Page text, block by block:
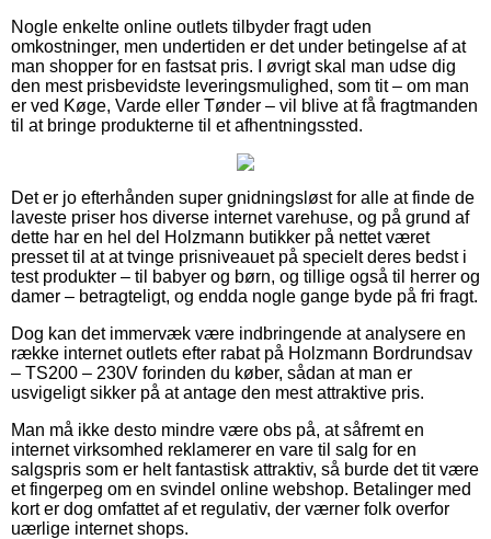
Nogle enkelte online outlets tilbyder fragt uden
omkostninger, men undertiden er det under betingelse af at
man shopper for en fastsat pris. I øvrigt skal man udse dig
den mest prisbevidste leveringsmulighed, som tit – om man
er ved Køge, Varde eller Tønder – vil blive at få fragtmanden
til at bringe produkterne til et afhentningssted.
Det er jo efterhånden super gnidningsløst for alle at finde de
laveste priser hos diverse internet varehuse, og på grund af
dette har en hel del Holzmann butikker på nettet været
presset til at at tvinge prisniveauet på specielt deres bedst i
test produkter – til babyer og børn, og tillige også til herrer og
damer – betragteligt, og endda nogle gange byde på fri fragt.
Dog kan det immervæk være indbringende at analysere en
række internet outlets efter rabat på Holzmann Bordrundsav
– TS200 – 230V forinden du køber, sådan at man er
usvigeligt sikker på at antage den mest attraktive pris.
Man må ikke desto mindre være obs på, at såfremt en
internet virksomhed reklamerer en vare til salg for en
salgspris som er helt fantastisk attraktiv, så burde det tit være
et fingerpeg om en svindel online webshop. Betalinger med
kort er dog omfattet af et regulativ, der værner folk overfor
uærlige internet shops.